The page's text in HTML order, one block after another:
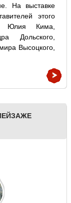
На выставке
этого
Юлия Кима,
Дольского,
Высоцкого,